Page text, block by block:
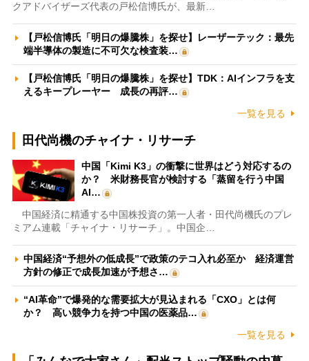
クアドバイザーズ代表の戸松信博氏が、最新…
【戸松信博氏「明日の爆騰株」を探せ】レーザーテック：最先
端半導体の製造に不可欠な検査装…
【戸松信博氏「明日の爆騰株」を探せ】TDK：AIインフラを支
えるキープレーヤー 成長の再評…
一覧を見る
田代尚機のチャイナ・リサーチ
中国「Kimi K3」の衝撃に世界はどう対応するの
か？ 米財務長官が検討する「蒸留を行う中国
AI…
中国経済に精通する中国株投資の第一人者・田代尚機氏のプレ
ミアム連載「チャイナ・リサーチ」。中国企…
中国経済“予想外の低成長”で政策のテコ入れ必至か 経済運営
方針の修正で成長加速が予想さ…
“AI革命”で爆発的な需要拡大が見込まれる「CXO」とは何
か？ 高い競争力を持つ中国の医薬品…
一覧を見る